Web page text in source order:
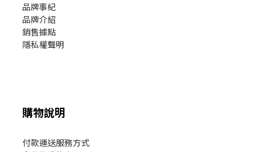
品牌事紀
品牌介紹
銷售據點
隱私權聲明
購物說明
付款運送服務方式